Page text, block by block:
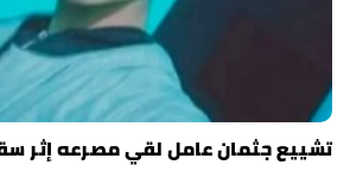
تشييع جثمان عامل لقي مصرعه إثر